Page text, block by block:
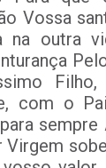
Vossa
na outra
Filho,
com o
sempre
Virgem